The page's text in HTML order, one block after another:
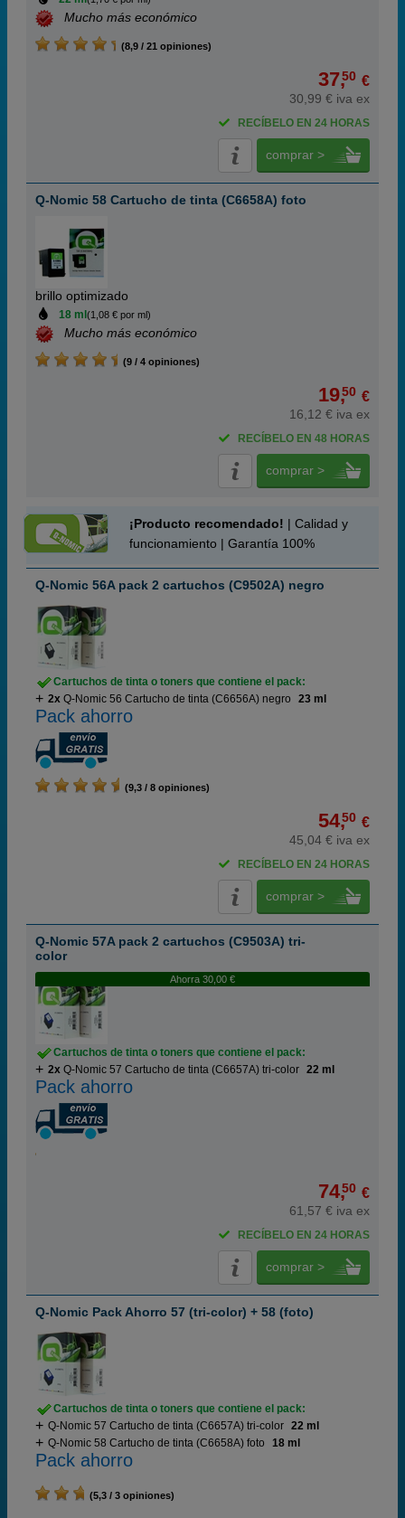
Mucho más económico
(8,9 / 21 opiniones)
37,50 €
30,99 € iva ex
RECÍBELO EN 24 HORAS
comprar >
Q-Nomic 58 Cartucho de tinta (C6658A) foto
brillo optimizado
18 ml (1,08 € por ml)
Mucho más económico
(9 / 4 opiniones)
19,50 €
16,12 € iva ex
RECÍBELO EN 48 HORAS
comprar >
¡Producto recomendado! | Calidad y
funcionamiento | Garantía 100%
Q-Nomic 56A pack 2 cartuchos (C9502A) negro
Cartuchos de tinta o toners que contiene el pack:
2x Q-Nomic 56 Cartucho de tinta (C6656A) negro 23 ml
Pack ahorro
(9,3 / 8 opiniones)
54,50 €
45,04 € iva ex
RECÍBELO EN 24 HORAS
comprar >
Q-Nomic 57A pack 2 cartuchos (C9503A) tri-
color
Ahorra 30,00 €
Cartuchos de tinta o toners que contiene el pack:
2x Q-Nomic 57 Cartucho de tinta (C6657A) tri-color 22 ml
Pack ahorro
74,50 €
61,57 € iva ex
RECÍBELO EN 24 HORAS
comprar >
Q-Nomic Pack Ahorro 57 (tri-color) + 58 (foto)
Cartuchos de tinta o toners que contiene el pack:
Q-Nomic 57 Cartucho de tinta (C6657A) tri-color 22 ml
Q-Nomic 58 Cartucho de tinta (C6658A) foto
18 ml
Pack ahorro
(5,3 / 3 opiniones)